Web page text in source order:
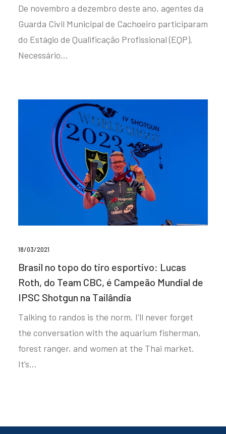
De novembro a dezembro deste ano, agentes da
Guarda Civil Municipal de Cachoeiro participaram
do Estágio de Qualificação Profissional (EQP).
Necessário…
18/03/2021
Brasil no topo do tiro esportivo: Lucas
Roth, do Team CBC, é Campeão Mundial de
IPSC Shotgun na Tailândia
Talking to randos is the norm. I’ll never forget
the conversation with the aquarium fisherman,
forest ranger, and women at the Thai market.
It’s…